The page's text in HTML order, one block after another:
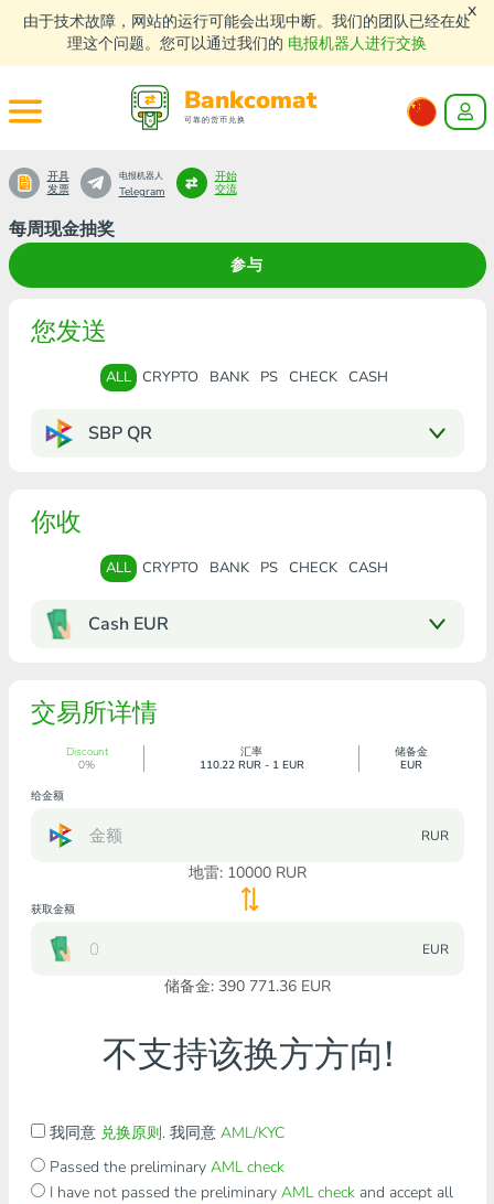
由于技术故障，网站的运行可能会出现中断。我们的团队已经在处
理这个问题。您可以通过我们的 电报机器人进行交换
x
Bankcomat
可靠的货币兑换
每周现金抽奖
参与
开具
发票
电报机器人
Telegram
开始
交流
您发送
ALL CRYPTO BANK PS CHECK CASH
SBP QR
你收
ALL CRYPTO BANK PS CHECK CASH
Cash EUR
交易所详情
Discount
0%
汇率
110.22 RUR - 1 EUR
储备金
EUR
给金额
RUR
地雷: 10000RUR
获取金额
EUR
储备金: 390 771.36 EUR
不支持该换方方向!
我同意 兑换原则. 我同意 AML/KYC
Passed the preliminary AML check
I have not passed the preliminary AML checkand accept all